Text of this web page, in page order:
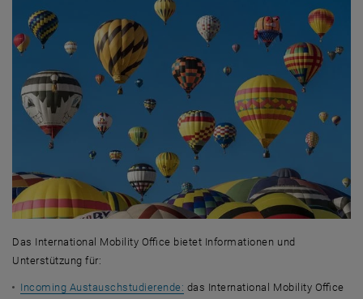
Das International Mobility Office bietet Informationen und
Unterstützung für:
Incoming Austauschstudierende: das International Mobility Office